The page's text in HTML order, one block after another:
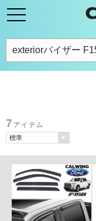
7 アイテム